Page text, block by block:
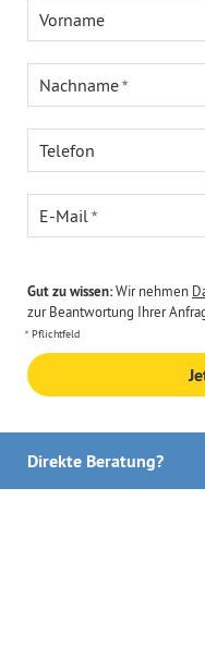
Vorname
Nachname
Telefon
E-Mail
Gut zu wissen:Wir nehmen
zur Beantwortung Ihrer
Pflichtfeld
Direkte Beratung?